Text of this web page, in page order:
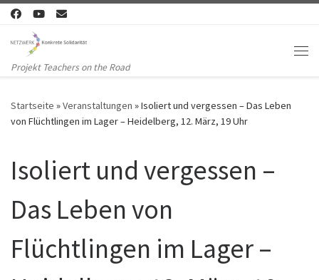
Zum Inhalt springen
Projekt Teachers on the Road
Startseite »Veranstaltungen »Isoliert und vergessen – Das Leben
von Flüchtlingen im Lager – Heidelberg, 12. März, 19 Uhr
Isoliert und vergessen –
Das Leben von
Flüchtlingen im Lager –